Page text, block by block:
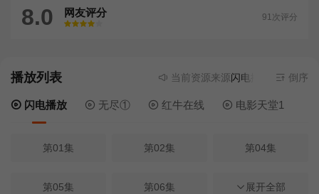
8.0 网友评分
很差
较差还行推荐力荐
91次评分
播放列表 当前资源来源闪电播放 - 无需安装
倒序
闪电播放 无尽① 红牛在线 电影天堂1
第01集 第02集 第04集
第05集 第06集 第07集
展开全部